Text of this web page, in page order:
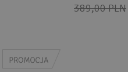
389,00 PLN